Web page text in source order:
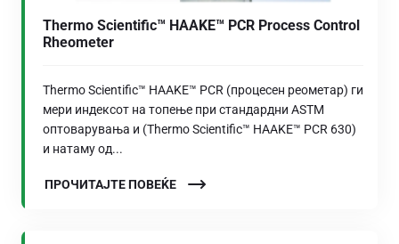
Thermo Scientific™ HAAKE™ PCR Process Control
Rheometer
Thermo Scientific™ HAAKE™ PCR (процесен реометар) ги
мери индексот на топење при стандардни ASTM
оптоварувања и (Thermo Scientific™ HAAKE™ PCR 630)
и натаму од...
ПРОЧИТАЈТЕ ПОВЕЌЕ